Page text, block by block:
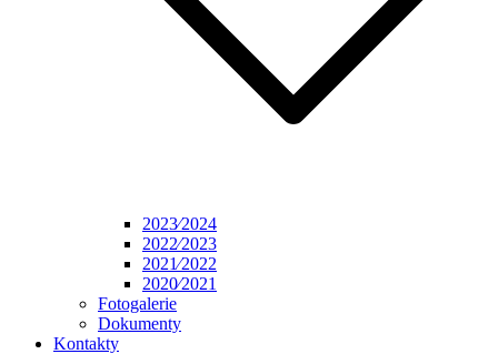
2023⁄2024
2022⁄2023
2021⁄2022
2020⁄2021
Fotogalerie
Dokumenty
Kontakty